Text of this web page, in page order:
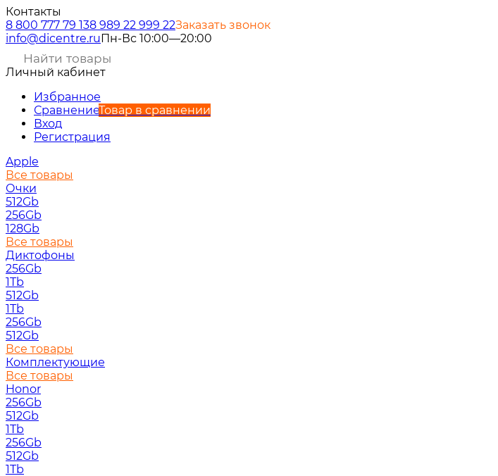
Контакты
8 800 777 79 138 989 22 999 22Заказать звонок
info@dicentre.ru Пн-Вс 10:00—20:00
Личный кабинет
Избранное
СравнениеТовар в сравнении
Вход
Регистрация
Apple
Все товары
Очки
512Gb
256Gb
128Gb
Все товары
Диктофоны
256Gb
1Tb
512Gb
1Tb
256Gb
512Gb
Все товары
Комплектующие
Все товары
Honor
256Gb
512Gb
1Tb
256Gb
512Gb
1Tb